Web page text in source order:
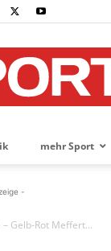
mehr Sport
-
Gelb-Rot Meffert...